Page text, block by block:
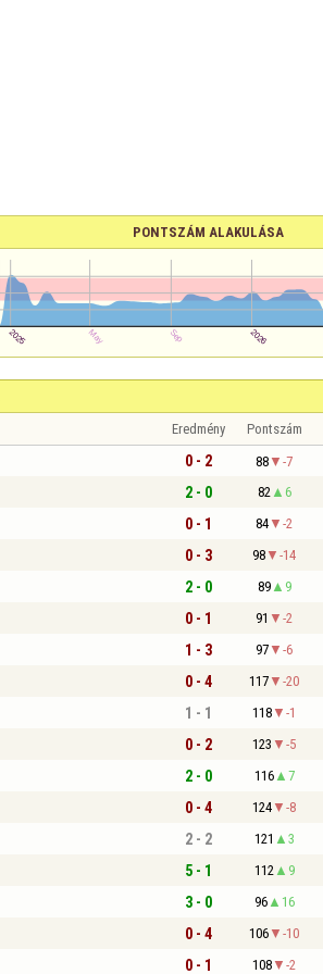
PONTSZÁM ALAKULÁSA
Eredmény Pontszám
0 - 2 88 -7
2 - 0 82 6
0 - 1 84 -2
0 - 3 98 -14
2 - 0 89 9
0 - 1 91 -2
1 - 3 97 -6
0 - 4 117 -20
1 - 1 118 -1
0 - 2 123 -5
2 - 0 116 7
0 - 4 124 -8
2 - 2 121 3
5 - 1 112 9
3 - 0 96 16
0 - 4 106 -10
0 - 1 108 -2